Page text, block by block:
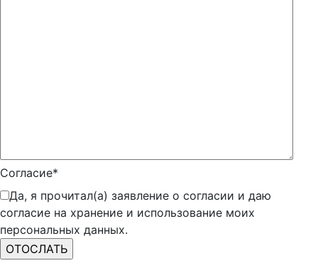
Согласие*
Да, я прочитал(а) заявление о согласии и даю
согласие на хранение и использование моих
персональных данных.